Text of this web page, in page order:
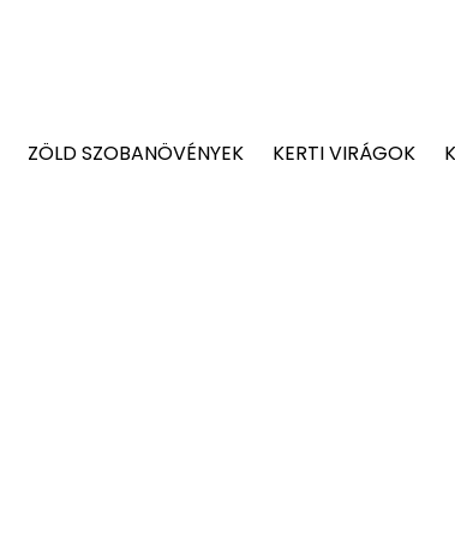
ZÖLD SZOBANÖVÉNYEK KERTI VIRÁGOK